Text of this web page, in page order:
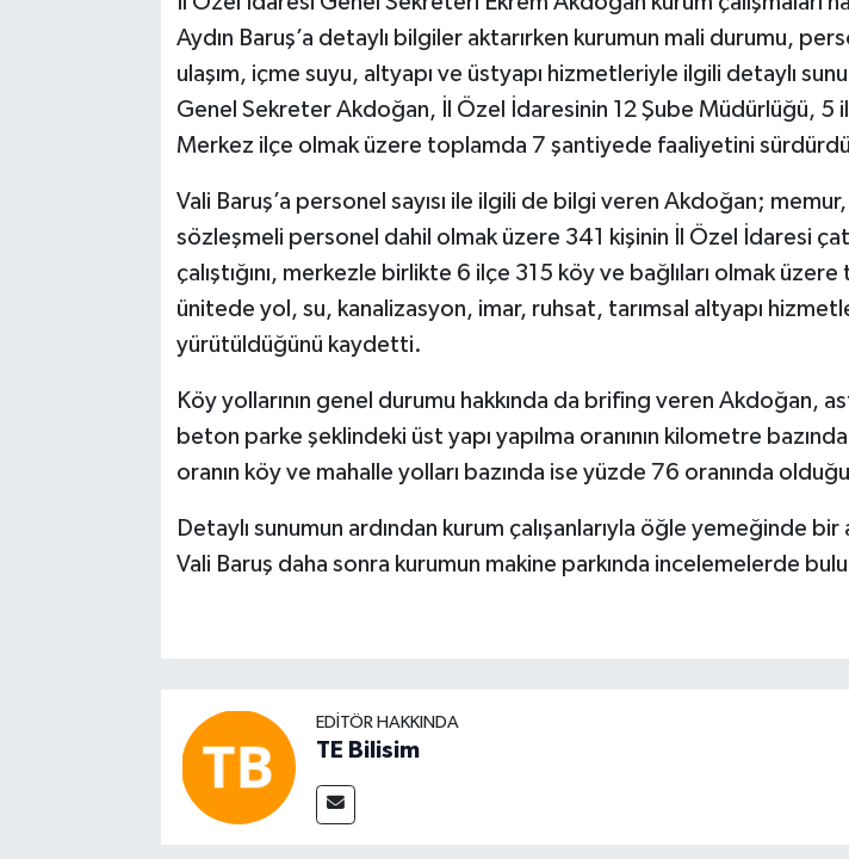
Aydın Baruş’a detaylı bilgiler aktarırken kurumun mali durumu,
ulaşım, içme suyu, altyapı ve üstyapı hizmetleriyle ilgili detaylı
Genel Sekreter Akdoğan, İl Özel İdaresinin 12 Şube Müdürlüğü, 5
Merkez ilçe olmak üzere toplamda 7 şantiyede faaliyetini
Vali Baruş’a personel sayısı ile ilgili de bilgi veren Akdoğan;
sözleşmeli personel dahil olmak üzere 341 kişinin İl Özel İdaresi
çalıştığını, merkezle birlikte 6 ilçe 315 köy ve bağlıları olmak
ünitede yol, su, kanalizasyon, imar, ruhsat, tarımsal altyapı
yürütüldüğünü kaydetti.
Köy yollarının genel durumu hakkında da brifing veren Akdoğan,
beton parke şeklindeki üst yapı yapılma oranının kilometre
oranın köy ve mahalle yolları bazında ise yüzde 76 oranında
Detaylı sunumun ardından kurum çalışanlarıyla öğle yemeğinde
Vali Baruş daha sonra kurumun makine parkında incelemelerde
EDITÖR HAKKINDA
TE Bilisim